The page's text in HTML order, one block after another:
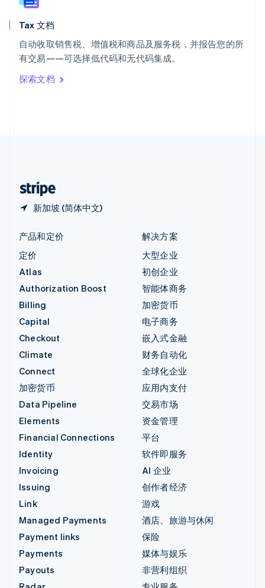
Tax 文档
自动收取销售税、增值税和商品及服务税，并报告您的所
有交易——可选择低代码和无代码集成。
探索文档
新加坡 (简体中文)
匈牙利
意大利
ItalianoEnglish
印度
English
产品和定价
定价
Atlas
Authorization Boost
Billing
Capital
Checkout
Climate
Connect
加密货币
Data Pipeline
Elements
Financial Connections
Identity
Invoicing
Issuing
Link
Managed Payments
Payment links
Payments
Payouts
解决方案
大型企业
初创企业
智能体商务
加密货币
电子商务
嵌入式金融
财务自动化
全球化企业
应用内支付
交易市场
资金管理
平台
软件即服务
AI 企业
创作者经济
游戏
酒店、旅游与休闲
保险
媒体与娱乐
非营利组织